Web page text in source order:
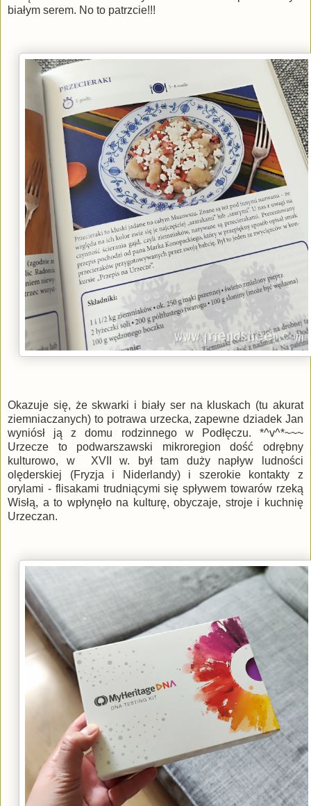
białym serem. No to patrzcie!!!
Okazuje się, że skwarki i biały ser na kluskach (tu akurat
ziemniaczanych) to potrawa urzecka, zapewne dziadek Jan
wyniósł ją z domu rodzinnego w Podłęczu. *^v^*~~~
Urzecze to podwarszawski mikroregion dość odrębny
kulturowo, w XVII w. był tam duży napływ ludności
olęderskiej (Fryzja i Niderlandy) i szerokie kontakty z
orylami - flisakami trudniącymi się spływem towarów rzeką
Wisłą, a to wpłynęło na kulturę, obyczaje, stroje i kuchnię
Urzeczan.